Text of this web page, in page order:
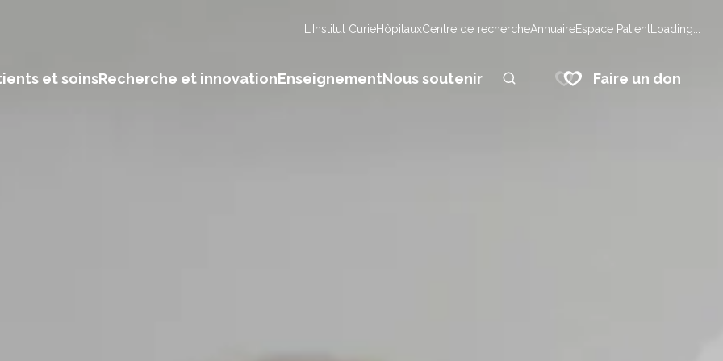
L'Institut CurieHôpitauxCentre de rechercheAnnuaireEspace PatientLoading...
et soinsRecherche et innovationEnseignementNous soutenir Faire un don